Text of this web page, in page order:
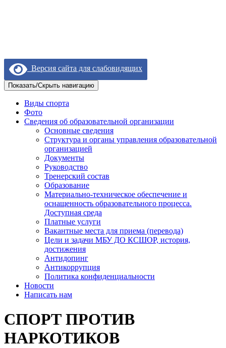
Версия сайта для слабовидящих
Показать/Скрыть навигацию
Виды спорта
Фото
Сведения об образовательной организации
Основные сведения
Структура и органы управления образовательной
организацией
Документы
Руководство
Тренерский состав
Образование
Материально-техническое обеспечение и
оснащенность образовательного процесса.
Доступная среда
Платные услуги
Вакантные места для приема (перевода)
Цели и задачи МБУ ДО КСШОР, история,
достижения
Антидопинг
Антикоррупция
Политика конфиденциальности
Новости
Написать нам
СПОРТ ПРОТИВ
НАРКОТИКОВ